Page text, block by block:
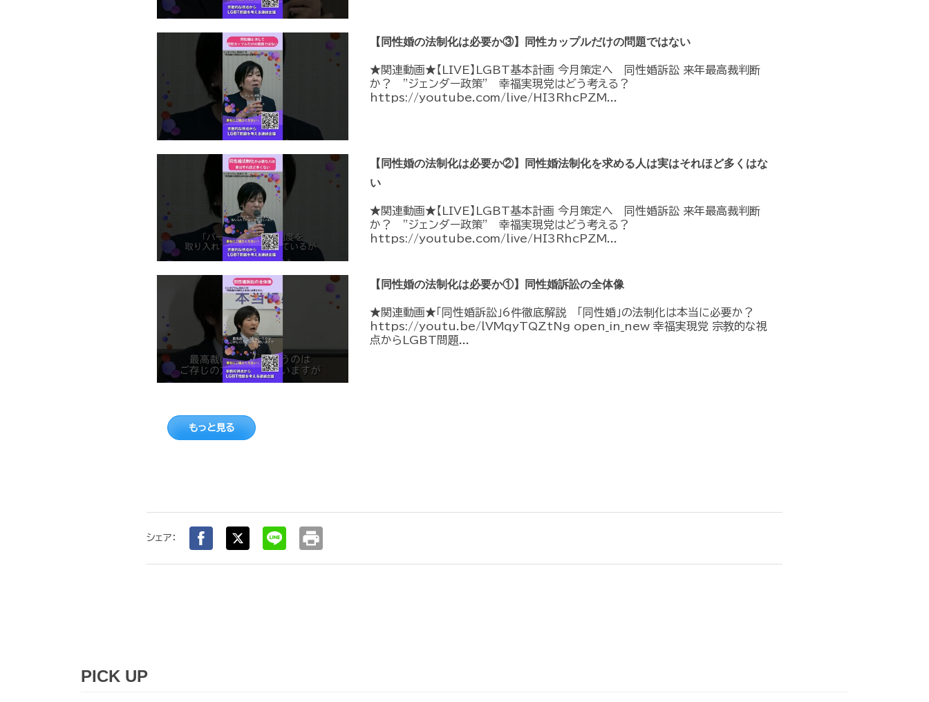
【同性婚の法制化は必要か③】同性カップルだけの問題ではない
★関連動画★【LIVE】LGBT基本計画 今月策定へ 同性婚訴訟 来年最高裁判断
か？ ”ジェンダー政策” 幸福実現党はどう考える？
https://youtube.com/live/HI3RhcPZM...
【同性婚の法制化は必要か②】同性婚法制化を求める人は実はそれほど多くはな
い
★関連動画★【LIVE】LGBT基本計画 今月策定へ 同性婚訴訟 来年最高裁判断
か？ ”ジェンダー政策” 幸福実現党はどう考える？
https://youtube.com/live/HI3RhcPZM...
【同性婚の法制化は必要か①】同性婚訴訟の全体像
★関連動画★「同性婚訴訟」6件徹底解説 「同性婚」の法制化は本当に必要か？
https://youtu.be/lVMqyTQZtNg open_in_new 幸福実現党 宗教的な視
点からLGBT問題...
もっと見る
シェア： print
PICK UP